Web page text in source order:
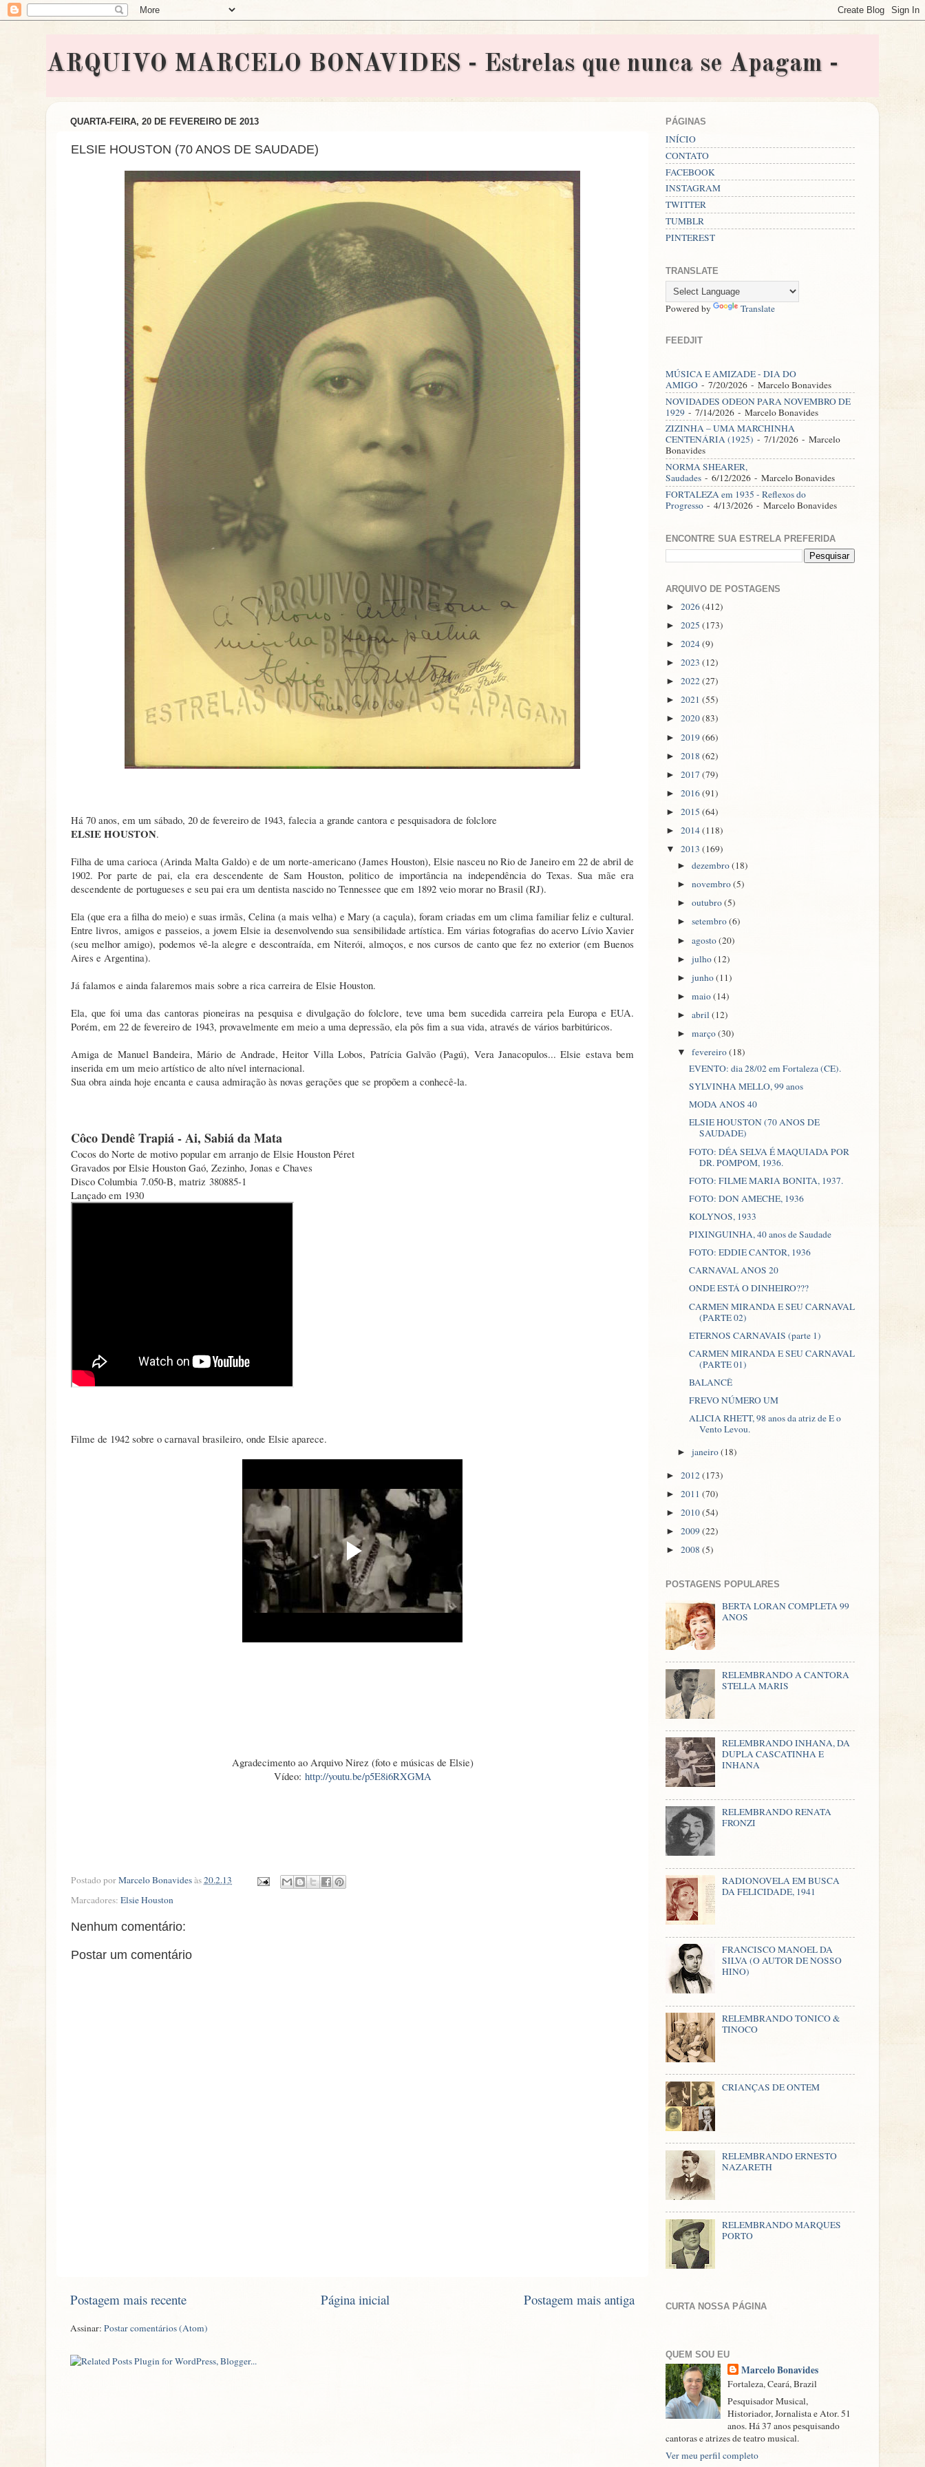
ARQUIVO MARCELO BONAVIDES - Estrelas que nunca se Apagam -
QUARTA-FEIRA, 20 DE FEVEREIRO DE 2013
ELSIE HOUSTON (70 ANOS DE SAUDADE)
Há 70 anos, em um sábado, 20 de fevereiro de 1943, falecia a grande cantora e pesquisadora de folclore
ELSIE HOUSTON.
Filha de uma carioca (Arinda Malta Galdo) e de um norte-americano (James Houston), Elsie nasceu no Rio de Janeiro em 22 de abril de
1902. Por parte de pai, ela era descendente de Sam Houston, politico de importância na independência do Texas. Sua mãe era
descendente de portugueses e seu pai era um dentista nascido no Tennessee que em 1892 veio morar no Brasil (RJ).
Ela (que era a filha do meio) e suas irmãs, Celina (a mais velha) e Mary (a caçula), foram criadas em um clima familiar feliz e cultural.
Entre livros, amigos e passeios, a jovem Elsie ia desenvolvendo sua sensibilidade artística. Em várias fotografias do acervo Lívio Xavier
(seu melhor amigo), podemos vê-la alegre e descontraída, em Niterói, almoços, e nos cursos de canto que fez no exterior (em Buenos
Aires e Argentina).
Já falamos e ainda falaremos mais sobre a rica carreira de Elsie Houston.
Ela, que foi uma das cantoras pioneiras na pesquisa e divulgação do folclore, teve uma bem sucedida carreira pela Europa e EUA.
Porém, em 22 de fevereiro de 1943, provavelmente em meio a uma depressão, ela pôs fim a sua vida, através de vários barbitúricos.
Amiga de Manuel Bandeira, Mário de Andrade, Heitor Villa Lobos, Patrícia Galvão (Pagú), Vera Janacopulos... Elsie estava bem
inserida em um meio artístico de alto nível internacional.
Sua obra ainda hoje encanta e causa admiração às novas gerações que se propõem a conhecê-la.
Côco Dendê Trapiá - Ai, Sabiá da Mata
Cocos do Norte de motivo popular em arranjo de Elsie Houston Péret
Gravados por Elsie Houston Gaó, Zezinho, Jonas e Chaves
Disco Columbia 7.050-B, matriz 380885-1
Lançado em 1930
Filme de 1942 sobre o carnaval brasileiro, onde Elsie aparece.
Agradecimento ao Arquivo Nirez (foto e músicas de Elsie)
Vídeo: http://youtu.be/p5E8i6RXGMA
Postado porMarcelo Bonavidesàs20.2.13
Marcadores: Elsie Houston
Nenhum comentário:
Postar um comentário
Postagem mais recente Postagem mais antiga
Página inicial
Assinar: Postar comentários (Atom)
PÁGINAS
INÍCIO
CONTATO
FACEBOOK
INSTAGRAM
TWITTER
TUMBLR
PINTEREST
TRANSLATE
Powered by Translate
FEEDJIT
MÚSICA E AMIZADE - DIA DO
AMIGO - 7/20/2026 - Marcelo Bonavides
NOVIDADES ODEON PARA NOVEMBRO DE
1929 - 7/14/2026 - Marcelo Bonavides
ZIZINHA – UMA MARCHINHA
CENTENÁRIA (1925) - 7/1/2026 - Marcelo
Bonavides
NORMA SHEARER,
Saudades - 6/12/2026 - Marcelo Bonavides
FORTALEZA em 1935 - Reflexos do
Progresso - 4/13/2026 - Marcelo Bonavides
ENCONTRE SUA ESTRELA PREFERIDA
ARQUIVO DE POSTAGENS
► 2026(412)
► 2025 (173)
► 2024(9)
► 2023 (12)
► 2022(27)
► 2021 (55)
► 2020(83)
► 2019(66)
► 2018 (62)
► 2017 (79)
► 2016(91)
► 2015 (64)
► 2014(118)
▼ 2013 (169)
►dezembro(18)
►novembro(5)
►outubro(5)
►setembro(6)
►agosto(20)
►julho(12)
►junho(11)
►maio(14)
►abril(12)
►março(30)
▼fevereiro(18)
EVENTO: dia 28/02 em Fortaleza (CE).
SYLVINHA MELLO, 99 anos
MODA ANOS 40
ELSIE HOUSTON (70 ANOS DE
SAUDADE)
FOTO: DÉA SELVA É MAQUIADA POR
DR. POMPOM, 1936.
FOTO: FILME MARIA BONITA, 1937.
FOTO: DON AMECHE, 1936
KOLYNOS, 1933
PIXINGUINHA, 40 anos de Saudade
FOTO: EDDIE CANTOR, 1936
CARNAVAL ANOS 20
ONDE ESTÁ O DINHEIRO???
CARMEN MIRANDA E SEU CARNAVAL
(PARTE 02)
ETERNOS CARNAVAIS (parte 1)
CARMEN MIRANDA E SEU CARNAVAL
(PARTE 01)
BALANCÊ
FREVO NÚMERO UM
ALICIA RHETT, 98 anos da atriz de E o
Vento Levou.
►janeiro(18)
► 2012(173)
► 2011 (70)
► 2010(54)
► 2009(22)
► 2008 (5)
POSTAGENS POPULARES
BERTA LORAN COMPLETA 99
ANOS
RELEMBRANDO A CANTORA
STELLA MARIS
RELEMBRANDO INHANA, DA
DUPLA CASCATINHA E
INHANA
RELEMBRANDO RENATA
FRONZI
RADIONOVELA EM BUSCA
DA FELICIDADE, 1941
FRANCISCO MANOEL DA
SILVA (O AUTOR DE NOSSO
HINO)
RELEMBRANDO TONICO &
TINOCO
CRIANÇAS DE ONTEM
RELEMBRANDO ERNESTO
NAZARETH
RELEMBRANDO MARQUES
PORTO
CURTA NOSSA PÁGINA
QUEM SOU EU
Marcelo Bonavides
Fortaleza, Ceará, Brazil
Pesquisador Musical,
Historiador, Jornalista e Ator. 51
anos. Há 37 anos pesquisando
cantoras e atrizes de teatro musical.
Ver meu perfil completo